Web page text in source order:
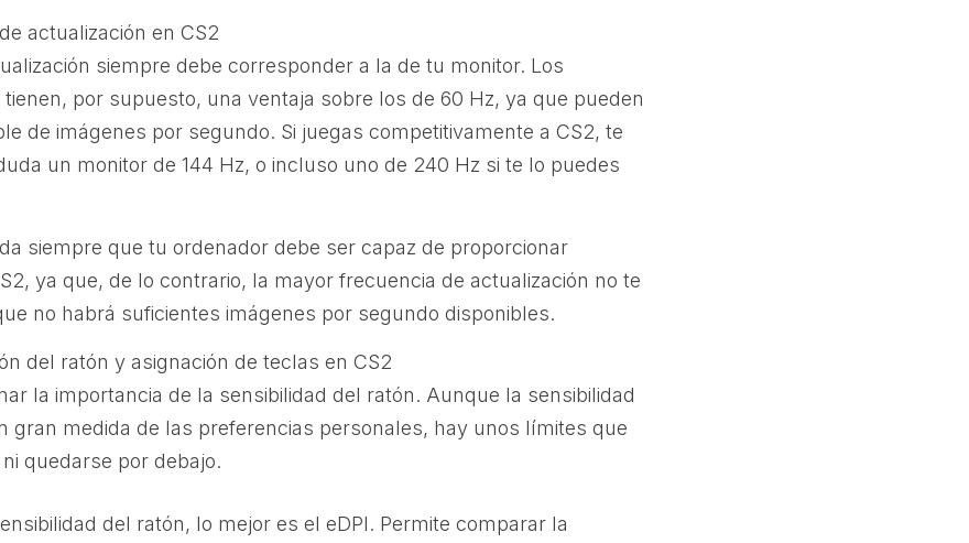
actualización en CS2
siempre debe corresponder a la de tu monitor. Los
tienen, por supuesto, una ventaja sobre los de 60 Hz, ya que pueden
de imágenes por segundo. Si juegas competitivamente a CS2, te
un monitor de 144 Hz, o incluso uno de 240 Hz si te lo puedes
siempre que tu ordenador debe ser capaz de proporcionar
ya que, de lo contrario, la mayor frecuencia de actualización no te
no habrá suficientes imágenes por segundo disponibles.
del ratón y asignación de teclas en CS2
la importancia de la sensibilidad del ratón. Aunque la sensibilidad
gran medida de las preferencias personales, hay unos límites que
quedarse por debajo.
del ratón, lo mejor es el eDPI. Permite comparar la